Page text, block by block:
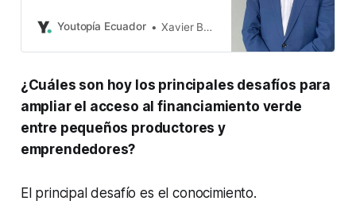
más recursos, si se plantean
estructurados.
Youtopía Ecuador Xavier Basantes
¿Cuáles son hoy los principales desafíos para
ampliar el acceso al financiamiento verde
entre pequeños productores y
emprendedores?
El principal desafío es el conocimiento.